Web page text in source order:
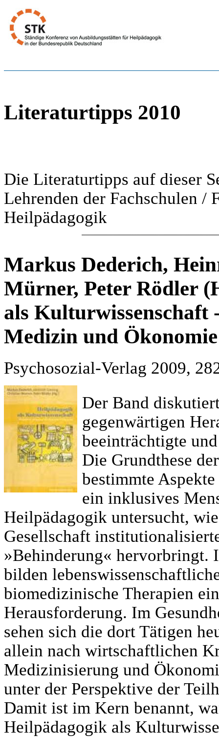
Literaturtipps 2010
Die Literaturtipps auf dieser
Lehrenden der Fachschulen /
Heilpädagogik
Markus Dederich,
Mürner, Peter Rödler
als Kulturwissenschaft
Medizin und Ökonomie
Psychosozial-Verlag 2009,
Der Band
gegenwärtigen
beeinträchtigte
Die Grundthese
bestimmte
ein inklusives
Heilpädagogik untersucht,
Gesellschaft
»Behinderung« hervorbringt.
bilden
biomedizinische Therapien
Herausforderung. Im
sehen sich die dort Tätigen
allein nach wirtschaftlichen
Medizinisierung und
unter der Perspektive der
Damit ist im Kern benannt,
Heilpädagogik als